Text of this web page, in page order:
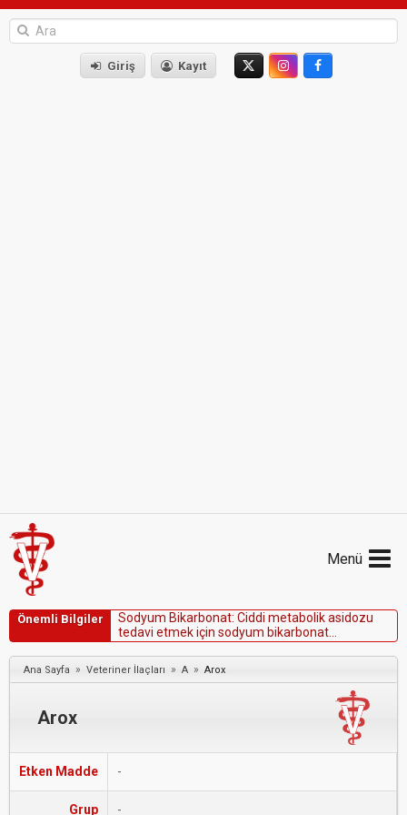
Giriş Kayıt
Menü
Önemli Bilgiler Sodyum Bikarbonat: Ciddi metabo ikasidozu
tedavi etmekiçin sodyum bikarbonat
kullanılabilir.
Ana Sayfa » Veteriner İlaçları » A » Arox
Arox
Etken Madde -
Grup -